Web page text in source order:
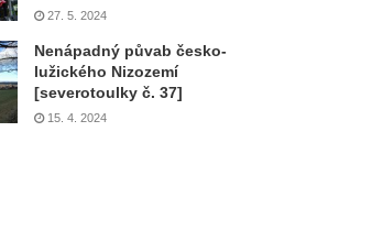
27. 5. 2024
Nenápadný půvab česko-
lužického Nizozemí
[severotoulky č. 37]
15. 4. 2024